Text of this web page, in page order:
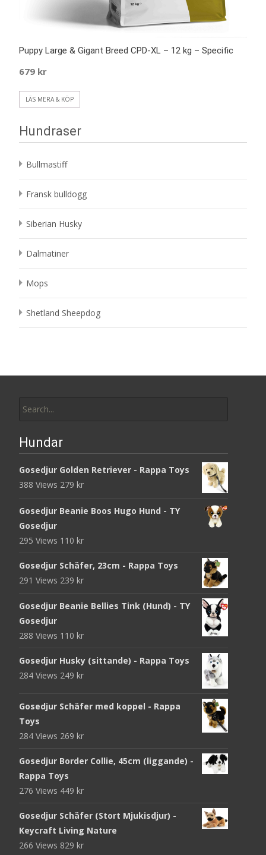
Puppy Large & Gigant Breed CPD-XL – 12 kg – Specific
679 kr
LÄS MERA & KÖP
Hundraser
Bullmastiff
Fransk bulldogg
Siberian Husky
Dalmatiner
Mops
Shetland Sheepdog
for:
Hundar
Gosedjur Golden Retriever - Rappa Toys
388 Views 279 kr
Gosedjur Beanie Boos Hugo Hund - TY
Gosedjur
295 Views 110 kr
Gosedjur Schäfer, 23cm - Rappa Toys
291 Views 239 kr
Gosedjur Beanie Bellies Tink (Hund) - TY
Gosedjur
288 Views 110 kr
Gosedjur Husky (sittande) - Rappa Toys
284 Views 249 kr
Gosedjur Schäfer med koppel - Rappa
Toys
284 Views 269 kr
Gosedjur Border Collie, 45cm (liggande) -
Rappa Toys
276 Views 449 kr
Gosedjur Schäfer (Stort Mjukisdjur) -
Keycraft Living Nature
266 Views 829 kr